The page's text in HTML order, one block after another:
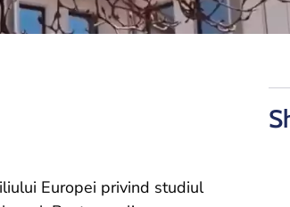
Europei privind studiul